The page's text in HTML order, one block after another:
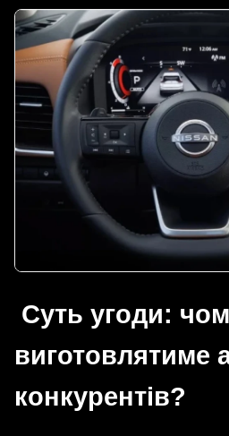
Суть угоди:
виготовлятиме
конкурентів?